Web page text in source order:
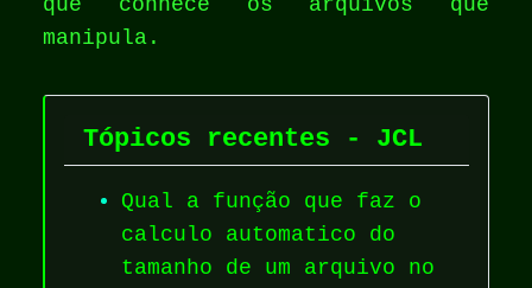
que conhece os arquivos que
manipula.
Tópicos recentes - JCL
Qual a função que faz o
calculo automatico do
tamanho de um arquivo no